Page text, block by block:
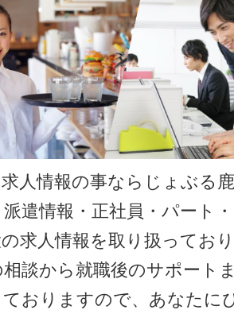
人情報の事ならじょぶる
派遣情報・正社員・パート
求人情報を取り扱ってお
談から就職後のサポート
おりますので、あなたに